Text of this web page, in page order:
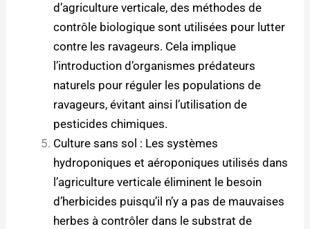
d’agriculture verticale, des méthodes de
contrôle biologique sont utilisées pour lutter
contre les ravageurs. Cela implique
l’introduction d’organismes prédateurs
naturels pour réguler les populations de
ravageurs, évitant ainsi l’utilisation de
pesticides chimiques.
Culture sans sol : Les systèmes
hydroponiques et aéroponiques utilisés dans
l’agriculture verticale éliminent le besoin
d’herbicides puisqu’il n’y a pas de mauvaises
herbes à contrôler dans le substrat de